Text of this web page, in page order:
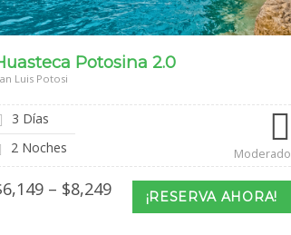
Potosina 2.0
Luis Potosi
3 Días
2 Noches
Moderado
6,149 – $8,249Price
range:
$6,149
¡RESERVA AHORA!